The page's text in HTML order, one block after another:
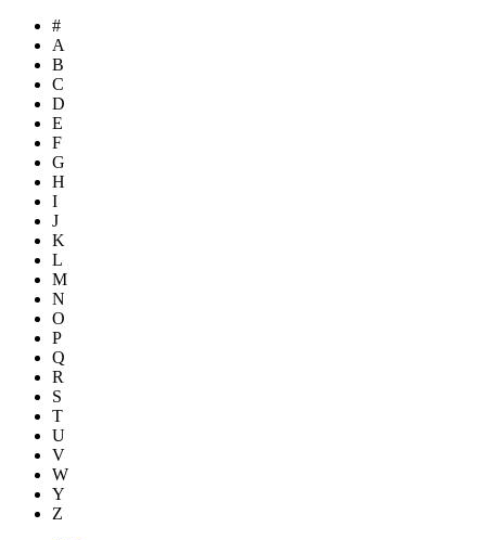
#
A
B
C
D
E
F
G
H
I
J
K
L
M
N
O
P
Q
R
S
T
U
V
W
Y
Z